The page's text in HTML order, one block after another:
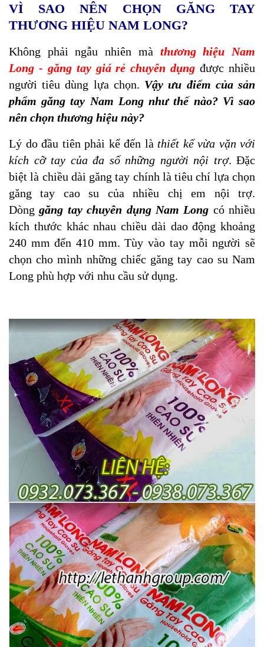
VÌ SAO NÊN CHỌN GĂNG TAY
THƯƠNG HIỆU NAM LONG?
Không phải ngẫu nhiên mà thương hiệu Nam
Long - găng tay giá rẻ chuyên dụng được nhiều
người tiêu dùng lựa chọn. Vậy ưu điểm của sản
phẩm găng tay Nam Long như thế nào? Vì sao
nên chọn thương hiệu này?
Lý do đầu tiên phải kể đến là thiết kế vừa vặn với
kích cỡ tay của đa số những người nội trợ. Đặc
biệt là chiều dài găng tay chính là tiêu chí lựa chọn
găng tay cao su của nhiều chị em nội trợ.
Dònggăng tay chuyên dụng Nam Long có nhiều
kích thước khác nhau chiều dài dao động khoảng
240 mm đến 410 mm. Tùy vào tay mỗi người sẽ
chọn cho mình những chiếc găng tay cao su Nam
Long phù hợp với nhu cầu sử dụng.